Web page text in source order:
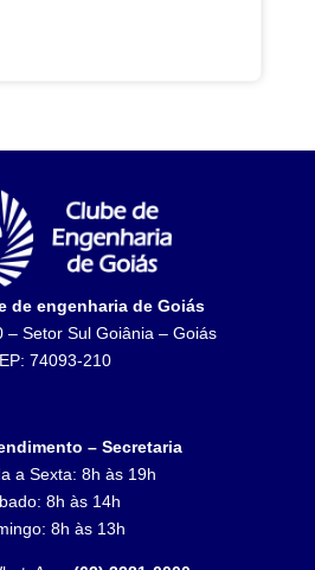
de engenharia de Goiás
– Setor Sul Goiânia – Goiás
74093-210
– Secretaria
a Sexta: 8h às 19h
8h às 14h
8h às 13h